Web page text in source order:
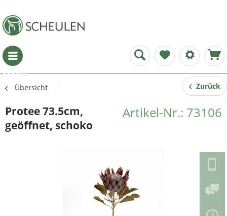
Menü
Übersicht Zurück
Artikel-Nr.: 73106
Protee 73.5cm,
geöffnet, schoko